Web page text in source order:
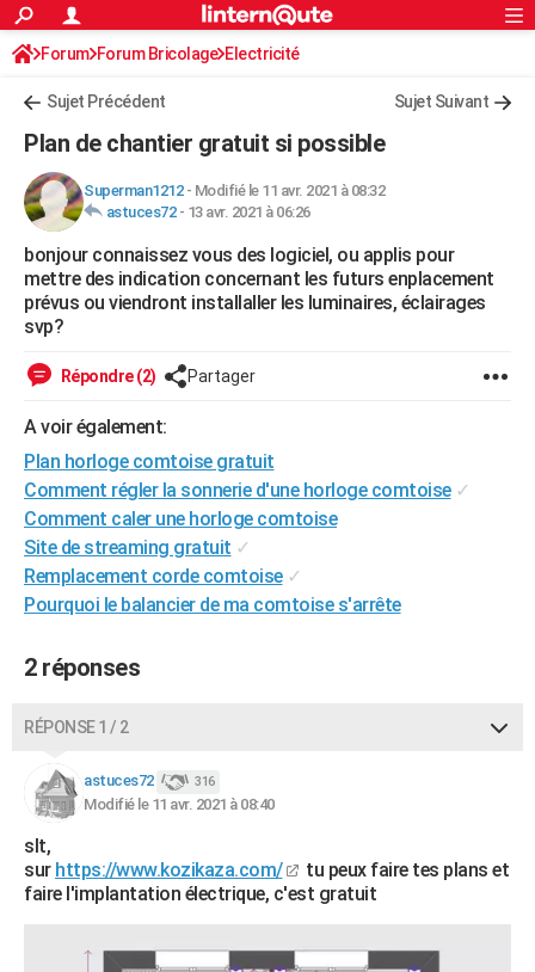
ACTUALITÉS
Politique
Société
Faits Divers
Education
Monde
Villes
+
FINANCE
Retraite
Impôts
Epargne
Immobilier
Risques naturels par ville
Banque
Assurance
Crédit
AUTO
Essais
Réserver un essai
Citadines
Berlines
SUV
Forum auto
+HIGH-TECH
Mobiles
Meilleur smartphone
Internet
Ordinateurs
Jeux vidéo
Guide high-tech
+BRICOLAGE
Forum
Aménagement intérieur
Extérieur
Cuisine
Salle de bains
Jardinage
Rangement
WEEK-END
LIFESTYLE
Art de vivre
Bien-être
Loisirs
Mode
Modes de vie
SANTE
Alimentation
Guide de la santé
Maladies
Médicaments
Sommeil
VOYAGE
Destinations
City break
Voyage nature
Voyage de noces
Forum
Climat
+PHOTO
GUIDES D'ACHAT
BONS PLANS
Dictionnaire
Biographies
Citations
Expressions
Proverbes
PROGRAMME TV
COPAINS D'AVANT
S'inscrire
Se connecter
Lycées
Collèges
Primaires
Universités
Entreprises
Service militaire
Avis de recherche
AVIS DE DÉCÈS
S'inscrire
Connexion
Forum Forum Bricolage Electricité
Sujet Précédent Sujet Suivant
Plan de chantier gratuit si possible
Superman1212- Modifié le 11 avr. 2021 à 08:32
astuces72- 13 avr. 2021 à 06:26
bonjour connaissez vous des logiciel, ou applis pour
mettre des indication concernant les futurs enplacement
prévus ou viendront installaller les luminaires, éclairages
svp?
Répondre (2) Partager
A voir également:
Plan horloge comtoise gratuit
Comment régler la sonnerie d'une horloge comtoise ✓
Comment caler une horloge comtoise
Site de streaming gratuit ✓
Remplacement corde comtoise ✓
Pourquoi le balancier de ma comtoise s'arrête
2 réponses
RÉPONSE 1 / 2
astuces72 316
Modifié le 11 avr. 2021 à 08:40
slt,
sur https://www.kozikaza.com/
tu peux faire tes plans et
faire l'implantation électrique, c'est gratuit